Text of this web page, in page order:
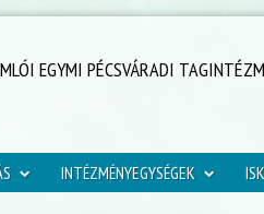
EGYMI PÉCSVÁRADI
INTÉZMÉNYEGYSÉGEK